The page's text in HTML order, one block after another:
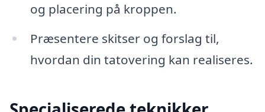
og placering på kroppen.
Præsentere skitser og forslag til,
hvordan din tatovering kan realiseres.